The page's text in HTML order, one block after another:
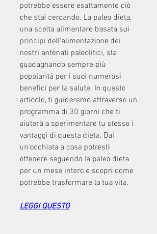
potrebbe essere esattamente ciò
che stai cercando. La paleo dieta,
una scelta alimentare basata sui
principi dell'alimentazione dei
nostri antenati paleolitici, sta
guadagnando sempre più
popolarità per i suoi numerosi
benefici per la salute. In questo
articolo, ti guideremo attraverso un
programma di 30 giorni che ti
aiuterà a sperimentare tu stesso i
vantaggi di questa dieta. Dai
un'occhiata a cosa potresti
ottenere seguendo la paleo dieta
per un mese intero e scopri come
potrebbe trasformare la tua vita.
LEGGI QUESTO